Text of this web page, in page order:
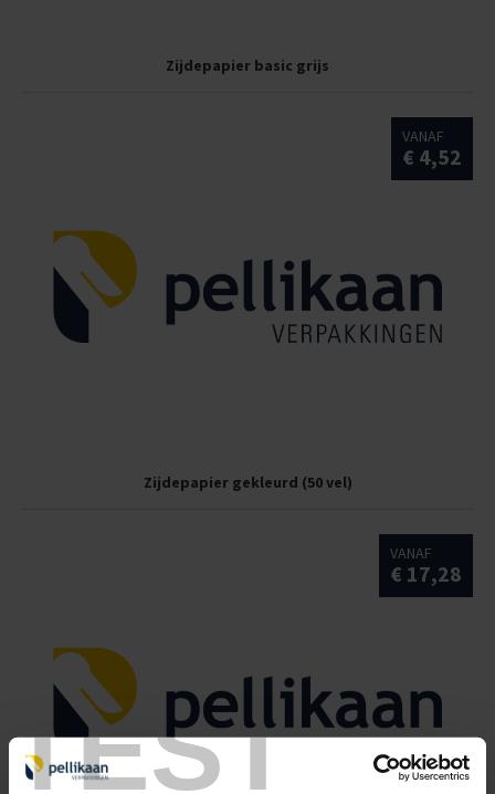
TEST
Zijdepapier basic grijs
Zijdepapier gekleurd (50 vel)
VANAF
€ 4,52
VANAF
€ 17,28